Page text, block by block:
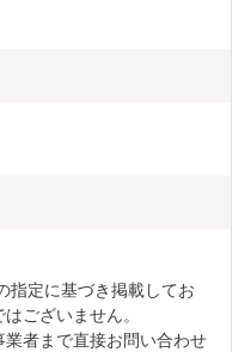
指定に基づき掲載してお
ございません。
者まで直接お問い合わせ